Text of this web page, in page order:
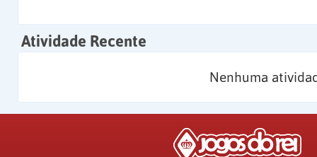
Atividade Recente
Nenhuma